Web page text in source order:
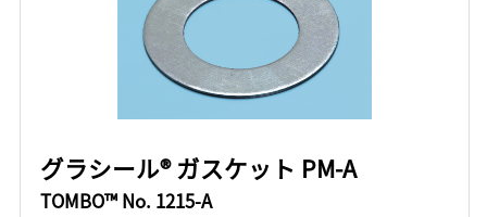
グラシール® ガスケット PM-A
TOMBO™ No. 1215-A